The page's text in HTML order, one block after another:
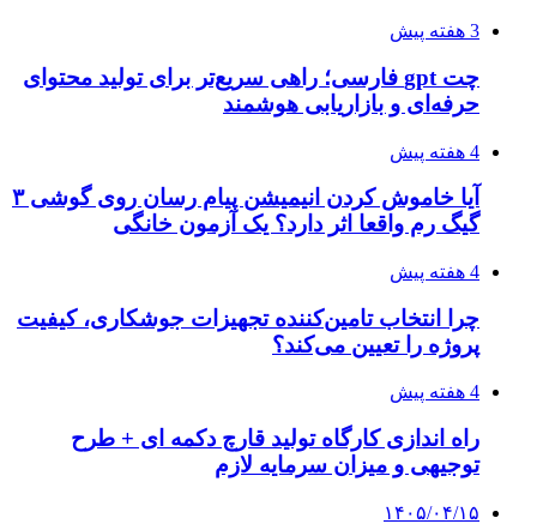
3 هفته پیش
چت gpt فارسی؛ راهی سریع‌تر برای تولید محتوای
حرفه‌ای و بازاریابی هوشمند
4 هفته پیش
آیا خاموش کردن انیمیشن پیام رسان روی گوشی ۳
گیگ رم واقعا اثر دارد؟ یک آزمون خانگی
4 هفته پیش
چرا انتخاب تامین‌کننده تجهیزات جوشکاری، کیفیت
پروژه را تعیین می‌کند؟
4 هفته پیش
راه اندازی کارگاه تولید قارچ دکمه ای + طرح
توجیهی و میزان سرمایه لازم
۱۴۰۵/۰۴/۱۵